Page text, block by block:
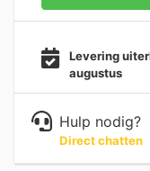
Levering
augustus
Hulp nodig?
Direct chatten